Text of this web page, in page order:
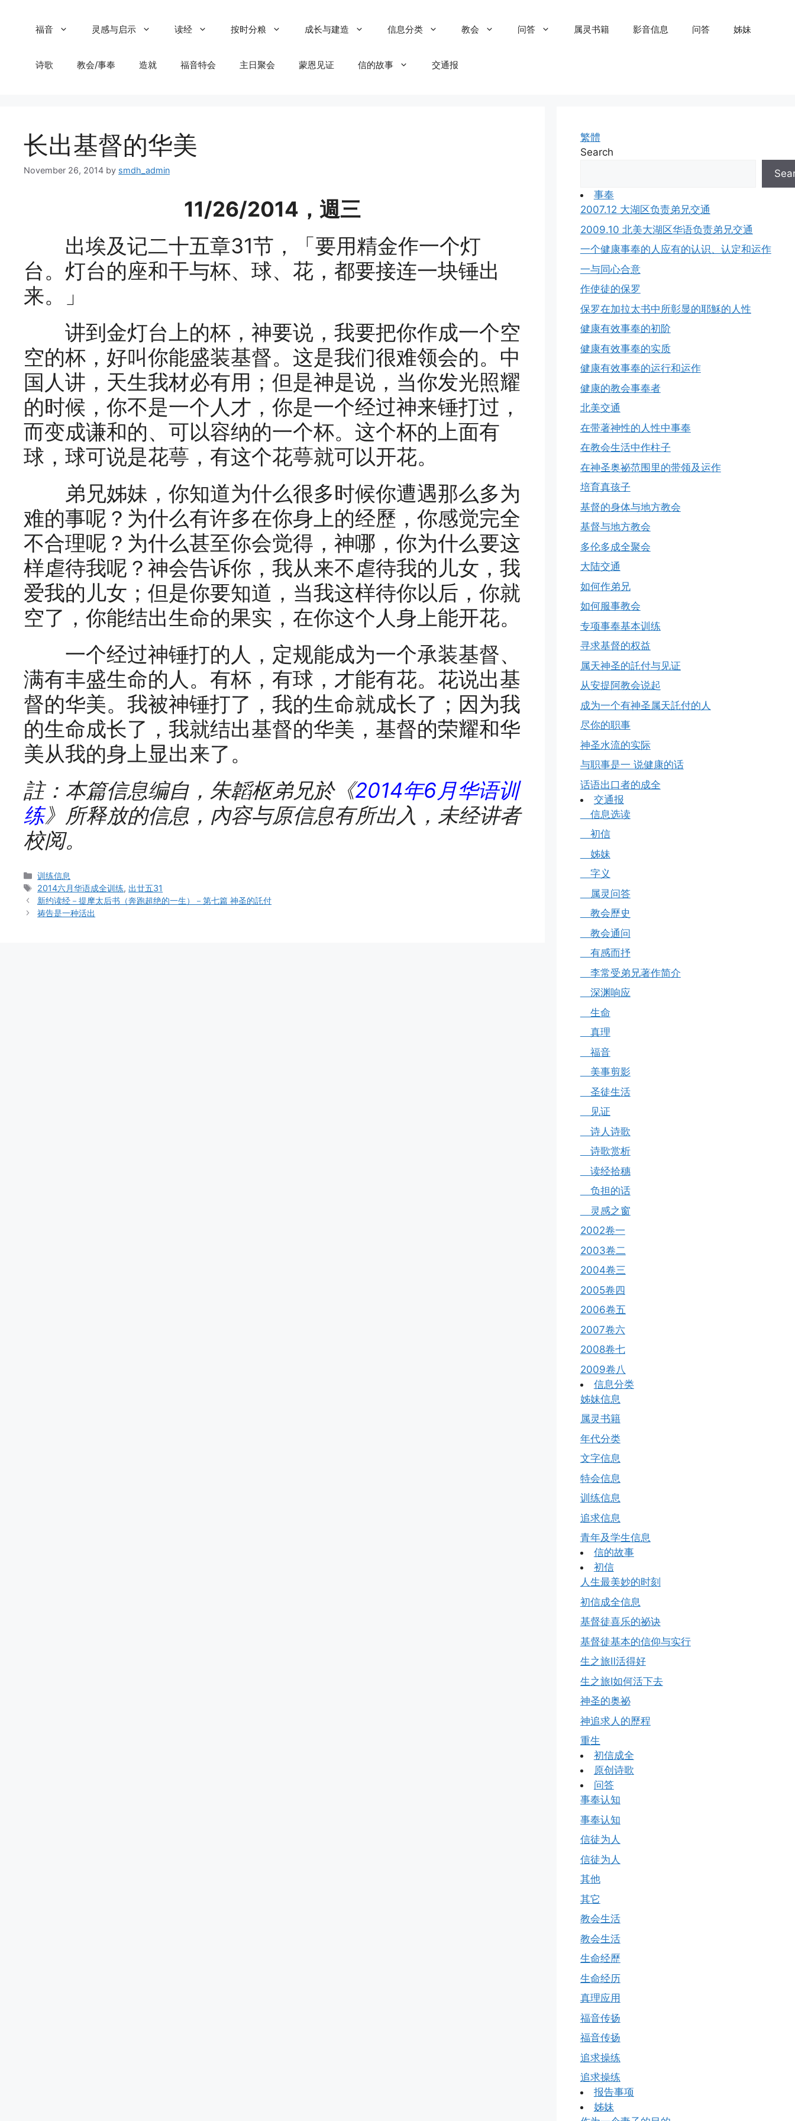
福音 灵感与启示 读经 按时分粮 成长与建造 信息分类 教会 问答 属灵书籍 影音信息 问答 姊妹
诗歌 教会/事奉 造就 福音特会 主日聚会 蒙恩见证 信的故事 交通报
长出基督的华美
November 26, 2014 by smdh_admin
11/26/2014，週三
出埃及记二十五章31节，「要用精金作一个灯
台。灯台的座和干与杯、球、花，都要接连一块锤出
来。」
讲到金灯台上的杯，神要说，我要把你作成一个空
空的杯，好叫你能盛装基督。这是我们很难领会的。中
国人讲，天生我材必有用；但是神是说，当你发光照耀
的时候，你不是一个人才，你是一个经过神来锤打过，
而变成谦和的、可以容纳的一个杯。这个杯的上面有
球，球可说是花萼，有这个花萼就可以开花。
弟兄姊妹，你知道为什么很多时候你遭遇那么多为
难的事呢？为什么有许多在你身上的经歷，你感觉完全
不合理呢？为什么甚至你会觉得，神哪，你为什么要这
样虐待我呢？神会告诉你，我从来不虐待我的儿女，我
爱我的儿女；但是你要知道，当我这样待你以后，你就
空了，你能结出生命的果实，在你这个人身上能开花。
一个经过神锤打的人，定规能成为一个承装基督、
满有丰盛生命的人。有杯，有球，才能有花。花说出基
督的华美。我被神锤打了，我的生命就成长了；因为我
的生命成长了，我就结出基督的华美，基督的荣耀和华
美从我的身上显出来了。
註：本篇信息编自，朱韜枢弟兄於《2014年6月华语训
练》所释放的信息，內容与原信息有所出入，未经讲者
校阅。
Categories
训练信息
Tags
2014六月华语成全训练, 出廿五31
新约读经－提摩太后书（奔跑超绝的一生）－第七篇 神圣的託付
祷告是一种活出
繁體
Search
事奉
2007.12 大湖区负责弟兄交通
2009.10 北美大湖区华语负责弟兄交通
一个健康事奉的人应有的认识、认定和运作
一与同心合意
作使徒的保罗
保罗在加拉太书中所彰显的耶穌的人性
健康有效事奉的初阶
健康有效事奉的实质
健康有效事奉的运行和运作
健康的教会事奉者
北美交通
在带著神性的人性中事奉
在教会生活中作柱子
在神圣奥祕范围里的带领及运作
培育真孩子
基督的身体与地方教会
基督与地方教会
多伦多成全聚会
大陆交通
如何作弟兄
如何服事教会
专项事奉基本训练
寻求基督的权益
属天神圣的託付与见证
从安提阿教会说起
成为一个有神圣属天託付的人
尽你的职事
神圣水流的实际
与职事是一 说健康的话
话语出口者的成全
交通报
信息选读
初信
姊妹
字义
属灵问答
教会歷史
教会通问
有感而抒
李常受弟兄著作简介
深渊响应
生命
真理
福音
美事剪影
圣徒生活
见证
诗人诗歌
诗歌赏析
读经拾穗
负担的话
灵感之窗
2002卷一
2003卷二
2004卷三
2005卷四
2006卷五
2007卷六
2008卷七
2009卷八
信息分类
姊妹信息
属灵书籍
年代分类
文字信息
特会信息
训练信息
追求信息
青年及学生信息
信的故事
初信
人生最美妙的时刻
初信成全信息
基督徒喜乐的祕诀
基督徒基本的信仰与实行
生之旅Ⅱ活得好
生之旅Ⅰ如何活下去
神圣的奥祕
神追求人的歷程
重生
初信成全
原创诗歌
问答
事奉认知
事奉认知
信徒为人
信徒为人
其他
其它
教会生活
教会生活
生命经歷
生命经历
真理应用
福音传扬
福音传扬
追求操练
追求操练
报告事项
姊妹